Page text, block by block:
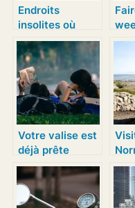
Endroits
insolites où
passer le week
end
Votre valise est
déjà prête
depuis
longtemps